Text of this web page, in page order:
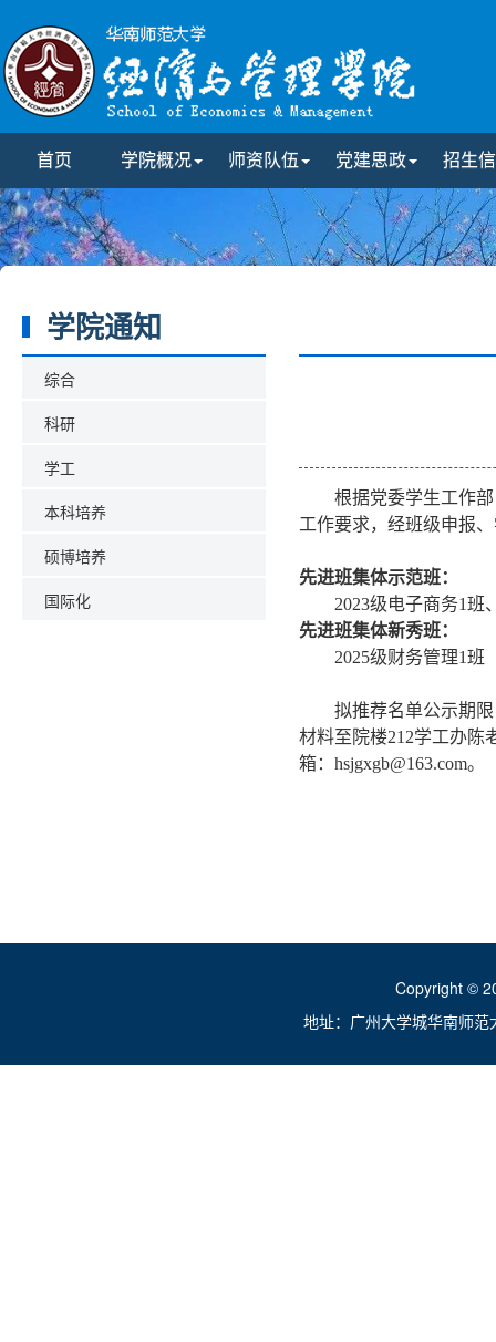
首页 学院概况 师资队伍 党建思政 招生
学院通知
综合
科研
学工
本科培养
硕博培养
国际化
根据党委学生工作
工作要求，经班级申报
先进班集体示范班：
2023级电子商务1班
先进班集体新秀班：
2025级财务管理1班
拟推荐名单公示期
材料至院楼212学工办陈
箱： hsjgxgb@163.com。
Copyright ©
地址：广州大学城华南